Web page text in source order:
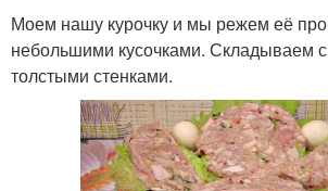
Моем нашу курочку и мы режем её
небольшими кусочками. Складываем с
толстыми стенками.